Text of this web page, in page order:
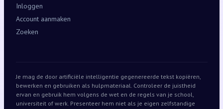
Inloggen
Account aanmaken
Zoeken
Je mag de door artificiële intelligentie gegenereerde tekst kopiëren,
bewerken en gebruiken als hulpmateriaal. Controleer de juistheid
ervan en gebruik hem volgens de wet en de regels van je school,
universiteit of werk. Presenteer hem niet als je eigen zelfstandige